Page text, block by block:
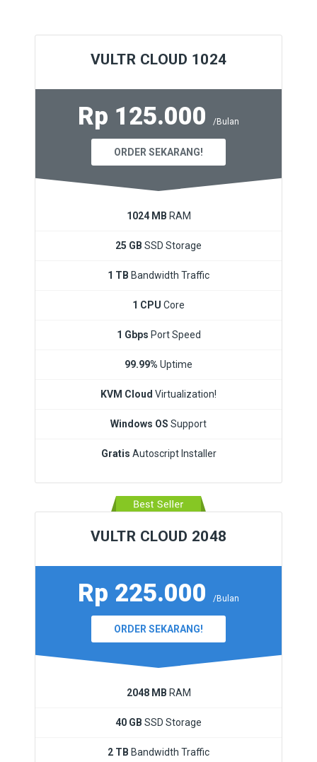
VULTR CLOUD 1024
Rp 125.000 /Bulan
ORDER SEKARANG!
1024 MB RAM
25 GB SSD Storage
1 TB Bandwidth Traffic
1 CPU Core
1 Gbps Port Speed
99.99% Uptime
KVM Cloud Virtualization!
Windows OS Support
Gratis Autoscript Installer
VULTR CLOUD 2048
Rp 225.000 /Bulan
ORDER SEKARANG!
2048 MB RAM
40 GB SSD Storage
2 TB Bandwidth Traffic